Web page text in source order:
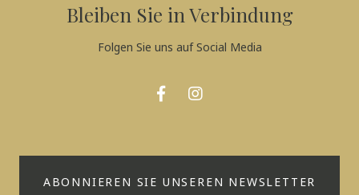
Bleiben Sie in Verbindung
Folgen Sie uns auf Social Media
ABONNIEREN SIE UNSEREN NEWSLETTER